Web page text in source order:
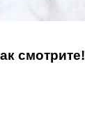
смотрите!